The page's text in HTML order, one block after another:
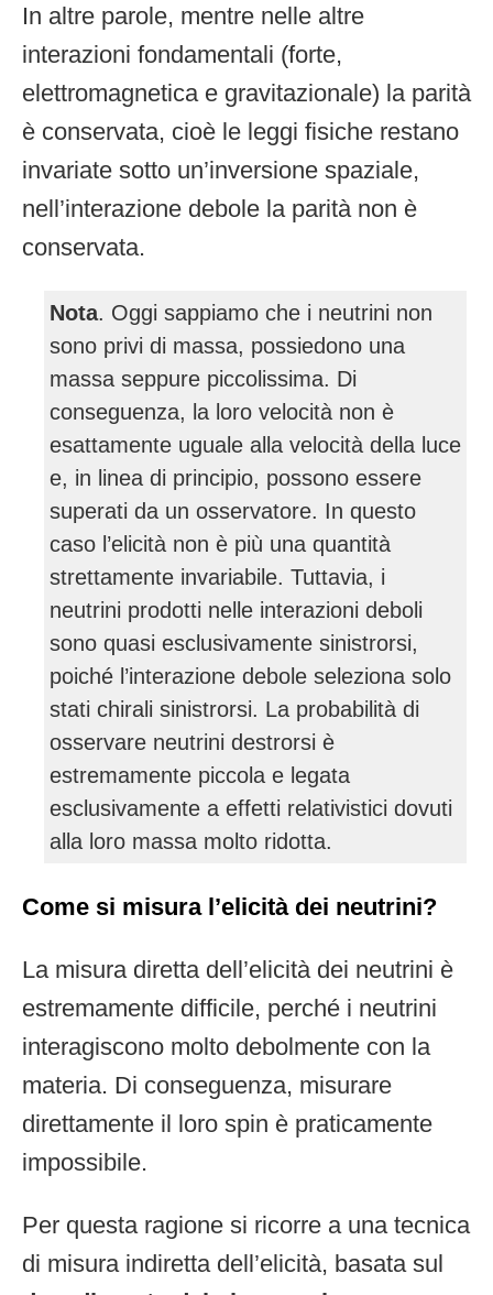
In altre parole, mentre nelle altre
interazioni fondamentali (forte,
elettromagnetica e gravitazionale) la parità
è conservata, cioè le leggi fisiche restano
invariate sotto un’inversione spaziale,
nell’interazione debole la parità non è
conservata.
Nota. Oggi sappiamo che i neutrini non
sono privi di massa, possiedono una
massa seppure piccolissima. Di
conseguenza, la loro velocità non è
esattamente uguale alla velocità della luce
e, in linea di principio, possono essere
superati da un osservatore. In questo
caso l’elicità non è più una quantità
strettamente invariabile. Tuttavia, i
neutrini prodotti nelle interazioni deboli
sono quasi esclusivamente sinistrorsi,
poiché l’interazione debole seleziona solo
stati chirali sinistrorsi. La probabilità di
osservare neutrini destrorsi è
estremamente piccola e legata
esclusivamente a effetti relativistici dovuti
alla loro massa molto ridotta.
Come si misura l’elicità dei neutrini?
La misura diretta dell’elicità dei neutrini è
estremamente difficile, perché i neutrini
interagiscono molto debolmente con la
materia. Di conseguenza, misurare
direttamente il loro spin è praticamente
impossibile.
Per questa ragione si ricorre a una tecnica
di misura indiretta dell’elicità, basata sul